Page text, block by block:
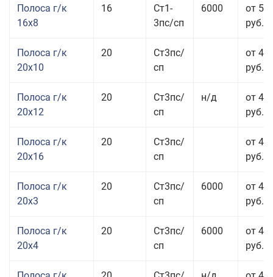
Полоса г/к
16x8
16
Ст1-
3пс/сп
6000
от 57
руб.
Полоса г/к
20x10
20
Ст3пс/
сп
от 43
руб.
Полоса г/к
20x12
20
Ст3пс/
сп
н/д
от 44
руб.
Полоса г/к
20x16
20
Ст3пс/
сп
от 48
руб.
Полоса г/к
20x3
20
Ст3пс/
сп
6000
от 47
руб.
Полоса г/к
20x4
20
Ст3пс/
сп
6000
от 44
руб.